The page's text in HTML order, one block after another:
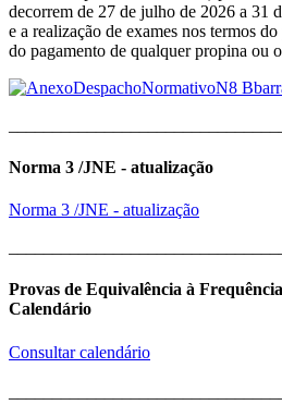
decorrem de 27 de julho de 2026 a 31
e a realização de exames nos termos
do pagamento de qualquer propina ou
Norma 3 /JNE - atualização
Norma 3 /JNE - atualização
Provas de Equivalência à
Calendário
Consultar calendário